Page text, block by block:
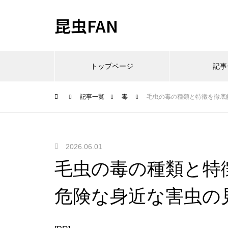
昆虫FAN
トップページ 記
記事一覧 毒 毛虫の毒の種類と特徴を徹
2026.06.01
毛虫の毒の種類と特
危険な身近な害虫の